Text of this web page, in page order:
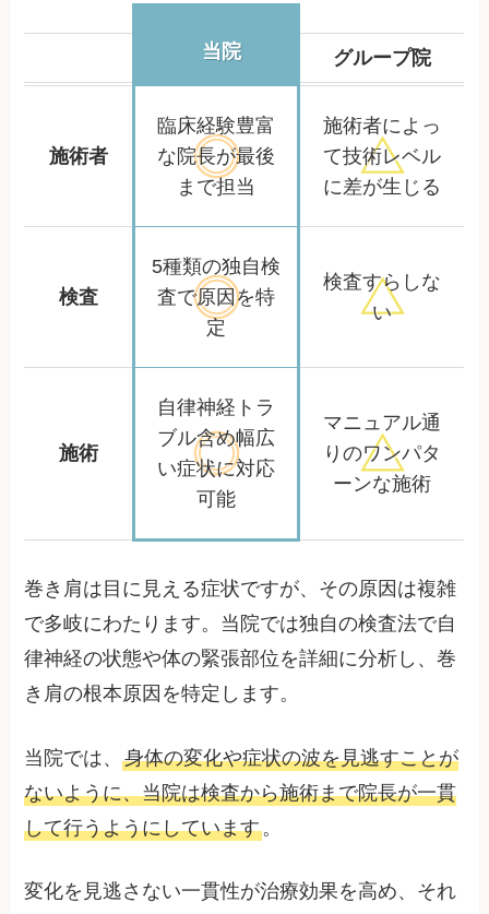
当院 グループ院
施術者
臨床経験豊富
な院長が最後
まで担当
施術者によっ
て技術レベル
に差が生じる
検査
5種類の独自検
査で原因を特
定
検査すらしな
い
施術
自律神経トラ
ブル含め幅広
い症状に対応
可能
マニュアル通
りのワンパタ
ーンな施術
巻き肩は目に見える症状ですが、その原因は複雑
で多岐にわたります。当院では独自の検査法で自
律神経の状態や体の緊張部位を詳細に分析し、巻
き肩の根本原因を特定します。
当院では、身体の変化や症状の波を見逃すことが
ないように、当院は検査から施術まで院長が一貫
して行うようにしています。
変化を見逃さない一貫性が治療効果を高め、それ